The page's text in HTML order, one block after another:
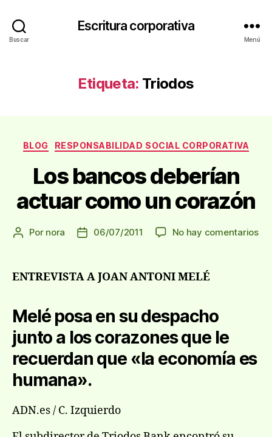
Buscar
Escritura corporativa
Menú
Etiqueta: Triodos
Categorías
BLOG RESPONSABILIDAD SOCIAL CORPORATIVA
Los bancos deberían
actuar como un corazón
Autor
entrada
Por nora
Fecha
entrada
06/07/2011 No hay comentariosen
ENTREVISTA A JOAN ANTONI MELÉ
Melé posa en su despacho
junto a los corazones que le
recuerdan que «la economía es
humana».
ADN.es / C. Izquierdo